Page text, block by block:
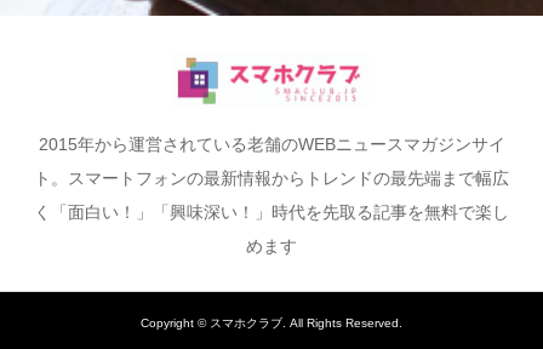
2015年から運営されている老舗のWEBニュースマガジンサイ
ト。スマートフォンの最新情報からトレンドの最先端まで幅広
く「面白い！」「興味深い！」時代を先取る記事を無料で楽し
めます
Copyright ©スマホクラブ. All Rights Reserved.